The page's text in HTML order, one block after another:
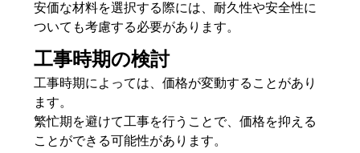
安価な材料を選択する際には、耐久性や安全性に
ついても考慮する必要があります。
工事時期の検討
工事時期によっては、価格が変動することがあり
ます。
繁忙期を避けて工事を行うことで、価格を抑える
ことができる可能性があります。